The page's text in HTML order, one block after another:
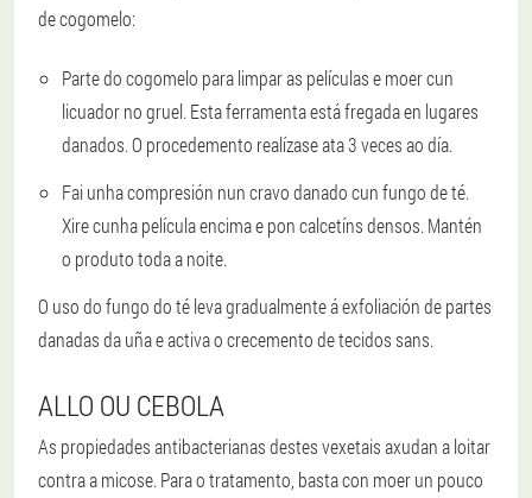
de cogomelo:
Parte do cogomelo para limpar as películas e moer cun
licuador no gruel. Esta ferramenta está fregada en lugares
danados. O procedemento realízase ata 3 veces ao día.
Fai unha compresión nun cravo danado cun fungo de té.
Xire cunha película encima e pon calcetíns densos. Mantén
o produto toda a noite.
O uso do fungo do té leva gradualmente á exfoliación de partes
danadas da uña e activa o crecemento de tecidos sans.
ALLO OU CEBOLA
As propiedades antibacterianas destes vexetais axudan a loitar
contra a micose. Para o tratamento, basta con moer un pouco